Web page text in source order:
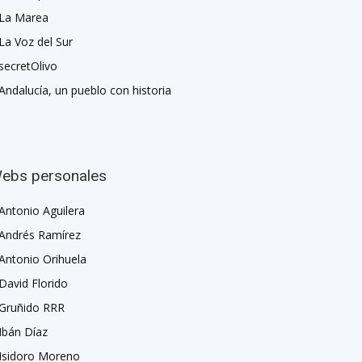
Marea
Voz del Sur
un pueblo con historia
personales
Aguilera
Ramírez
Orihuela
Florido
RRR
Díaz
Moreno